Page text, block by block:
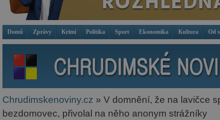
Domů Zprávy Krimi Politika Sport Ekonomika Kultura Od
Chrudimskenoviny.cz » V domnění, že na lavičce
bezdomovec, přivolal na něho anonym strážníky